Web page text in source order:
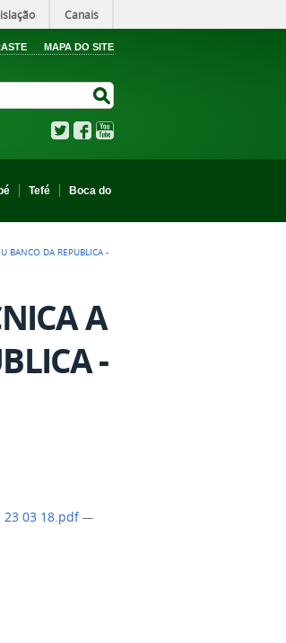
Canais
MAPA DO SITE
TwitterFacebook
Tefé
Boca do
BANCO DA REPUBLICA -
A
-
- 23 03 18.pdf—